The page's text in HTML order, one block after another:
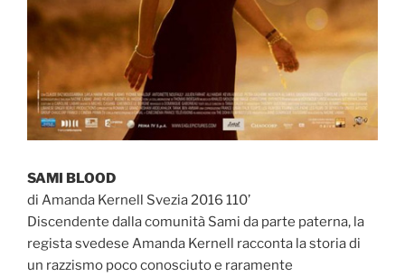
SAMI BLOOD
di Amanda Kernell Svezia 2016 110’
Discendente dalla comunità Sami da parte paterna, la
regista svedese Amanda Kernell racconta la storia di
un razzismo poco conosciuto e raramente